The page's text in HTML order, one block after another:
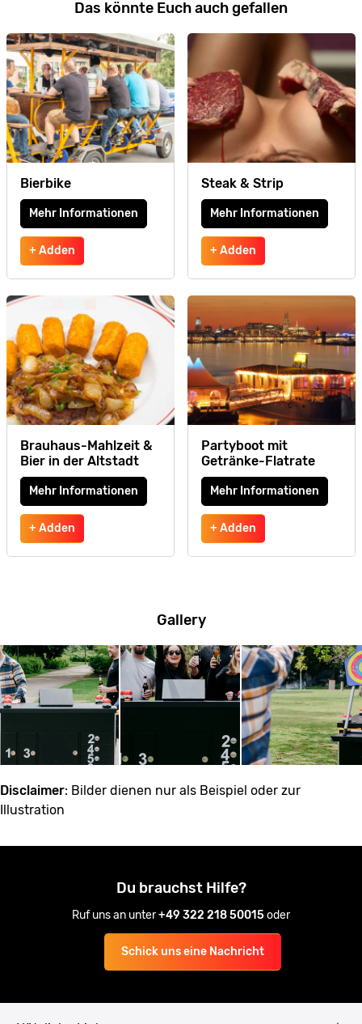
Das könnte Euch auch gefallen
Bierbike
Mehr Informationen
+ Adden
Steak & Strip
Mehr Informationen
+ Adden
Brauhaus-Mahlzeit &
Bier in der Altstadt
Mehr Informationen
+ Adden
Partyboot mit
Getränke-Flatrate
Mehr Informationen
+ Adden
Gallery
Disclaimer: Bilder dienen nur als Beispiel oder zur
Illustration
Du brauchst Hilfe?
Ruf uns an unter+49 322 218 50015oder
Schick uns eine Nachricht